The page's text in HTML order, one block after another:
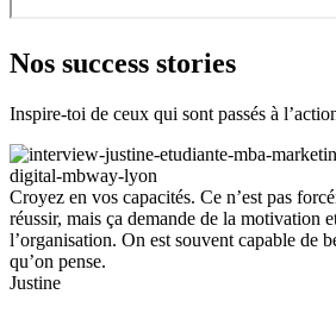
Nos success stories
Inspire-toi de ceux qui sont passés à
Croyez en vos capacités. Ce n’est pas
réussir, mais ça demande de la motivation
l’organisation. On est souvent capable de
qu’on pense.
Justine